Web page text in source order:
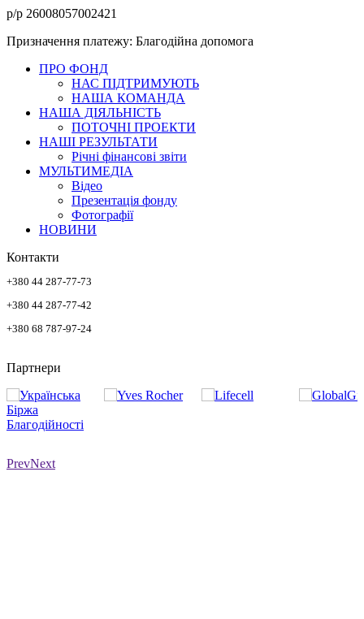
р/р 26008057002421
Призначення платежу: Благодійна допомога
ПРО ФОНД
НАС ПІДТРИМУЮТЬ
НАША КОМАНДА
НАША ДІЯЛЬНІСТЬ
ПОТОЧНІ ПРОЕКТИ
НАШІ РЕЗУЛЬТАТИ
Річні фінансові звіти
МУЛЬТИМЕДІА
Відео
Презентація фонду
Фотографії
НОВИНИ
Контакти
+380 44 287-77-73
+380 44 287-77-42
+380 68 787-97-24
Партнери
PrevNext